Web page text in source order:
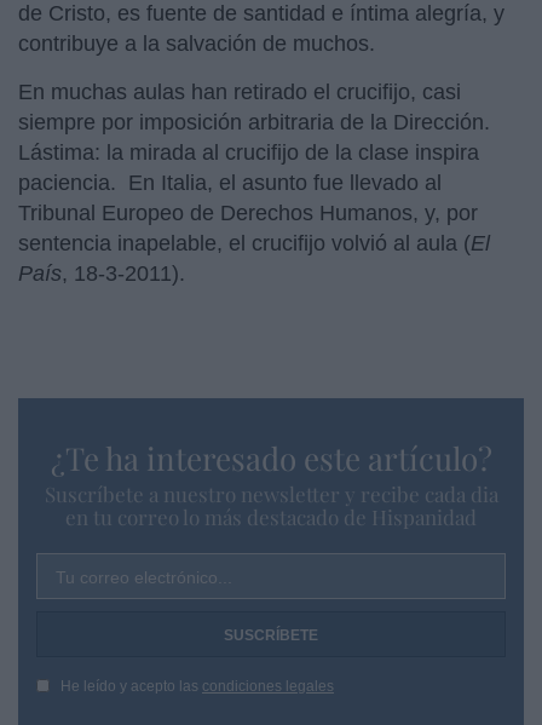
de Cristo, es fuente de santidad e íntima alegría, y
contribuye a la salvación de muchos.
En muchas aulas han retirado el crucifijo, casi
siempre por imposición arbitraria de la Dirección.
Lástima: la mirada al crucifijo de la clase inspira
paciencia. En Italia, el asunto fue llevado al
Tribunal Europeo de Derechos Humanos, y, por
sentencia inapelable, el crucifijo volvió al aula (El
País, 18-3-2011).
¿Te ha interesado este artículo?
Suscríbete a nuestro newsletter y recibe cada dia
en tu correo lo más destacado de Hispanidad
Tu correo electrónico...
He leído y acepto las condiciones legales